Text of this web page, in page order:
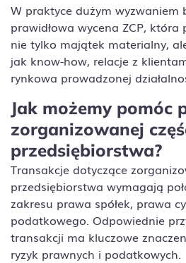
W praktyce dużym wyzwaniem
prawidłowa wycena ZCP,
nie tylko majątek materialny,
jak know-how, relacje z
rynkowa prowadzonej
Jak możemy pomóc
zorganizowanej
przedsiębiorstwa?
Transakcje dotyczące
przedsiębiorstwa wymagają
zakresu prawa spółek, prawa
podatkowego. Odpowiednie
transakcji ma kluczowe
ryzyk prawnych i podatkowych.